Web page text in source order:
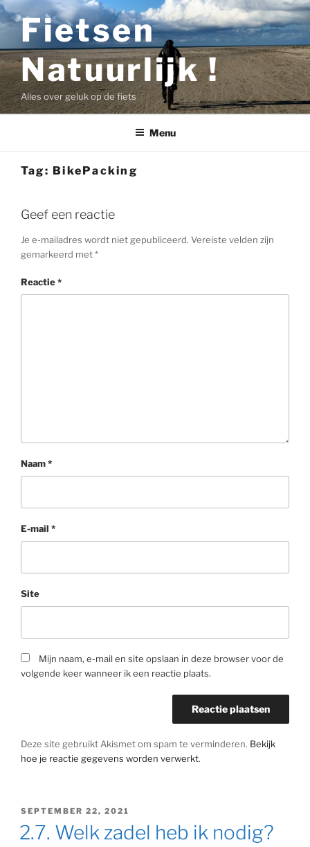
Ga
naar
inhoud
Fietsen
Natuurlijk !
Alles over geluk op de fiets
Menu
Tag: BikePacking
Geef een reactie
Je e-mailadres wordt niet gepubliceerd. Vereiste velden zijn
gemarkeerd met*
Reactie*
Naam*
E-mail *
Site
Mijn naam, e-mail en site opslaan in deze browser voor de
volgende keer wanneer ik een reactie plaats.
Deze site gebruikt Akismet om spam te verminderen. Bekijk
hoe je reactie gegevens worden verwerkt.
GEPLAATST
OP
SEPTEMBER 22, 2021
2.7. Welk zadel heb ik nodig?